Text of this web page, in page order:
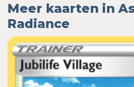
Meer kaarten in
Radiance